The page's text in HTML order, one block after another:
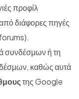
προφίλ
διάφορες πηγές
συνδέσμων ή τη
καθώς αυτά
της Google